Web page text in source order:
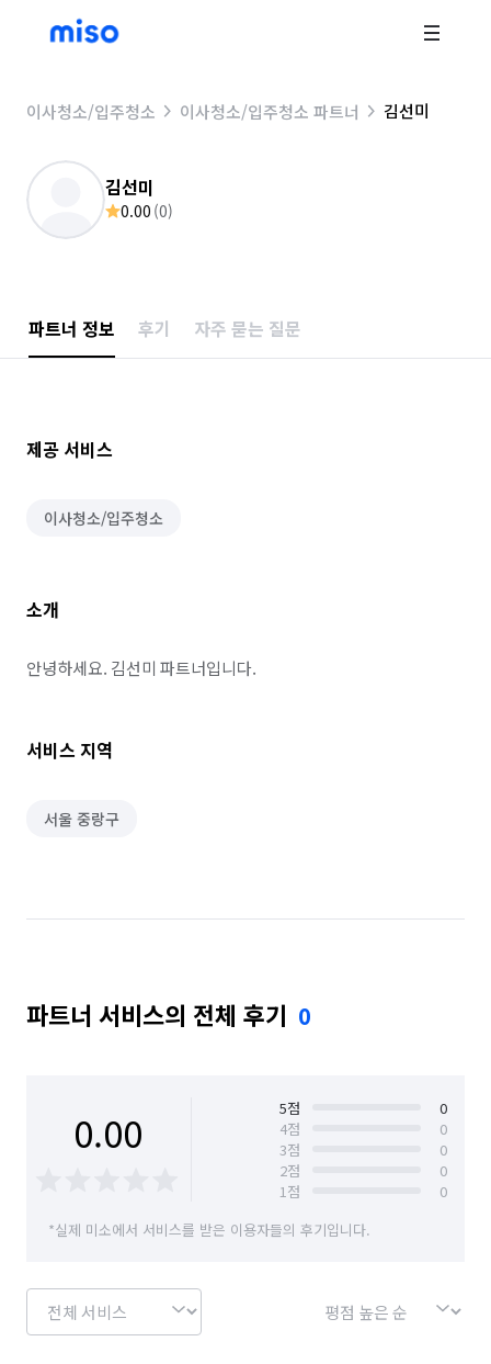
이사청소/입주청소 이사청소/입주청소 파트너 김선미
김선미
0.00 (0)
파트너 정보 후기 자주 묻는 질문
제공 서비스
이사청소/입주청소
소개
안녕하세요. 김선미 파트너입니다.
서비스 지역
서울 중랑구
파트너 서비스의 전체 후기 0
0.00 5점
0
4점
0
3점
0
2점
0
1점
0
*실제 미소에서 서비스를 받은 이용자들의 후기입니다.